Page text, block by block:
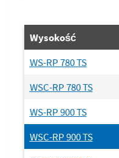
Wysokość
WS-RP 780 TS
WSC-RP 780 TS
WS-RP 900 TS
WSC-RP 900 TS